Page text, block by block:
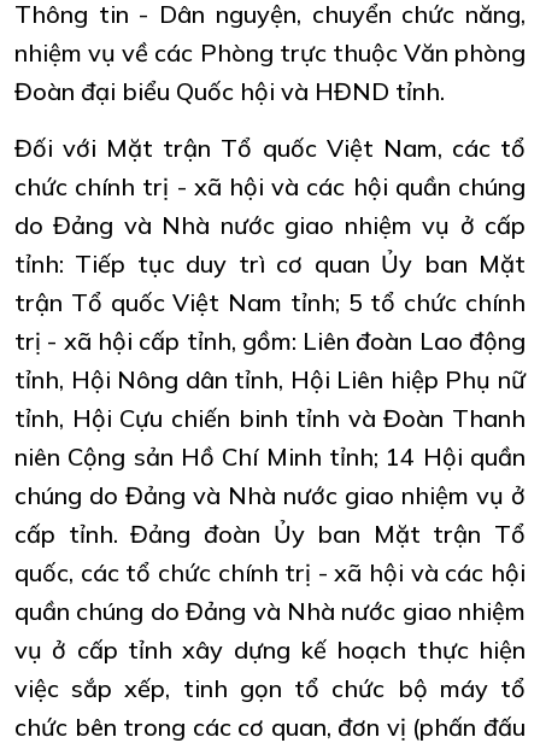
Thông tin - Dân nguyện, chuyển chức năng,
nhiệm vụ về các Phòng trực thuộc Văn phòng
Đoàn đại biểu Quốc hội và HĐND tỉnh.
Đối với Mặt trận Tổ quốc Việt Nam, các tổ
chức chính trị - xã hội và các hội quần chúng
do Đảng và Nhà nước giao nhiệm vụ ở cấp
tỉnh: Tiếp tục duy trì cơ quan Ủy ban Mặt
trận Tổ quốc Việt Nam tỉnh; 5 tổ chức chính
trị - xã hội cấp tỉnh, gồm: Liên đoàn Lao động
tỉnh, Hội Nông dân tỉnh, Hội Liên hiệp Phụ nữ
tỉnh, Hội Cựu chiến binh tỉnh và Đoàn Thanh
niên Cộng sản Hồ Chí Minh tỉnh; 14 Hội quần
chúng do Đảng và Nhà nước giao nhiệm vụ ở
cấp tỉnh. Đảng đoàn Ủy ban Mặt trận Tổ
quốc, các tổ chức chính trị - xã hội và các hội
quần chúng do Đảng và Nhà nước giao nhiệm
vụ ở cấp tỉnh xây dựng kế hoạch thực hiện
việc sắp xếp, tinh gọn tổ chức bộ máy tổ
chức bên trong các cơ quan, đơn vị (phấn đấu